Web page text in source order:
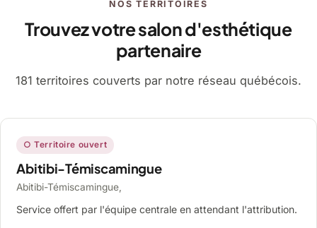
NOS TERRITOIRES
Trouvez votre salon d'esthétique
partenaire
181 territoires couverts par notre réseau québécois.
○ Territoire ouvert
Abitibi-Témiscamingue
Abitibi-Témiscamingue,
Service offert par l'équipe centrale en attendant l'attribution.